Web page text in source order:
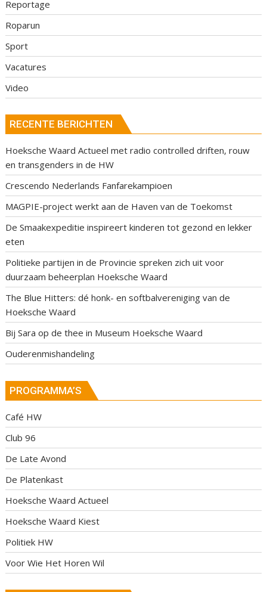
Reportage
Roparun
Sport
Vacatures
Video
RECENTE BERICHTEN
Hoeksche Waard Actueel met radio controlled driften, rouw
en transgenders in de HW
Crescendo Nederlands Fanfarekampioen
MAGPIE-project werkt aan de Haven van de Toekomst
De Smaakexpeditie inspireert kinderen tot gezond en lekker
eten
Politieke partijen in de Provincie spreken zich uit voor
duurzaam beheerplan Hoeksche Waard
The Blue Hitters: dé honk- en softbalvereniging van de
Hoeksche Waard
Bij Sara op de thee in Museum Hoeksche Waard
Ouderenmishandeling
PROGRAMMA’S
Café HW
Club 96
De Late Avond
De Platenkast
Hoeksche Waard Actueel
Hoeksche Waard Kiest
Politiek HW
Voor Wie Het Horen Wil